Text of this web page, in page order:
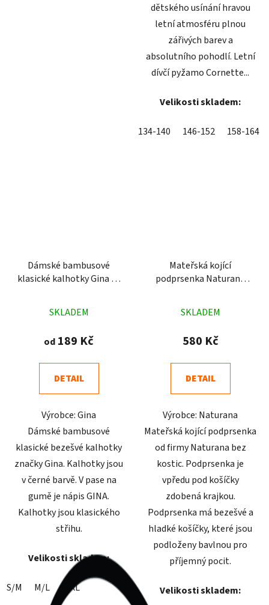
dětského usínání hravou
letní atmosféru plnou
zářivých barev a
absolutního pohodlí. Letní
dívčí pyžamo Cornette...
Velikosti skladem:
134-140 146-152 158-164
Dámské bambusové
klasické kalhotky Gina 18
hodnocení
produktu
4,8
z
hvězdiček.
SKLADEM
od 189 Kč
DETAIL
Výrobce: Gina
Dámské bambusové
klasické bezešvé kalhotky
značky Gina. Kalhotky jsou
v černé barvě. V pase na
gumě je nápis GINA.
Kalhotky jsou klasického
střihu.
Velikosti skladem:
S/M M/L L/XL
Mateřská kojící
podprsenka Naturana
hodnocení
produktu
4,8
z
hvězdiček.
SKLADEM
580 Kč
DETAIL
Výrobce: Naturana
Mateřská kojící podprsenka
od firmy Naturana bez
kostic. Podprsenka je
vpředu pod košíčky
zdobená krajkou.
Podprsenka má bezešvé a
hladké košíčky, které jsou
podloženy bavlnou pro
příjemný pocit.
Velikosti skladem: